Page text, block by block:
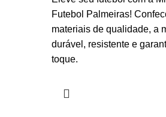
Futebol Palmeiras!
materiais de qualidade, a
durável, resistente e
toque.